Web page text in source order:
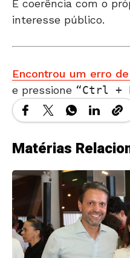
É coerência com o
interesse público.
Encontrou um erro
e pressione
Ctrl +
Matérias